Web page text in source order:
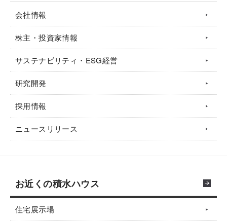
会社情報
株主・投資家情報
サステナビリティ・ESG経営
研究開発
採用情報
ニュースリリース
お近くの積水ハウス
住宅展示場